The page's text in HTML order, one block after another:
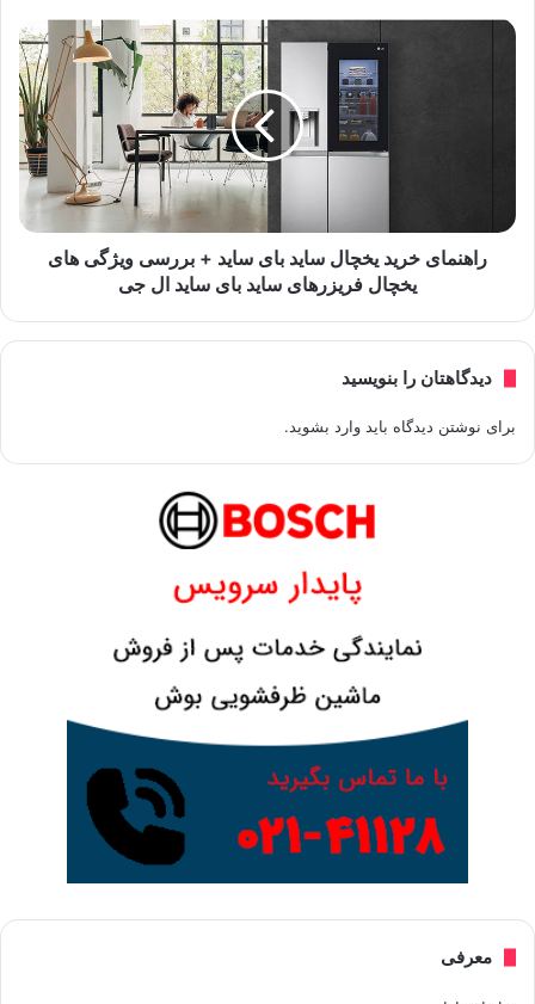
راهنمای خرید یخچال ساید بای ساید + بررسی ویژگی های
یخچال فریزرهای ساید بای ساید ال جی
دیدگاهتان را بنویسید
برای نوشتن دیدگاه باید وارد بشوید.
معرفی